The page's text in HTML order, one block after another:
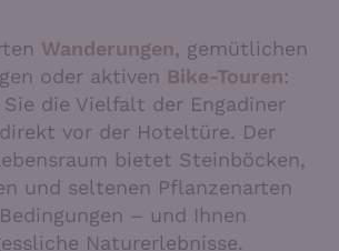
Wanderungen, gemütlichen
oder aktiven Bike-Touren:
die Vielfalt der Engadiner
vor der Hoteltüre. Der
bietet Steinböcken,
und seltenen Pflanzenarten
– und Ihnen
Naturerlebnisse.